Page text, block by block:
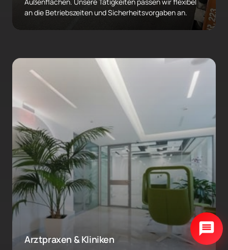
an die Betriebszeiten und Sicherheitsvorgaben an.
Arztpraxen & Kliniken